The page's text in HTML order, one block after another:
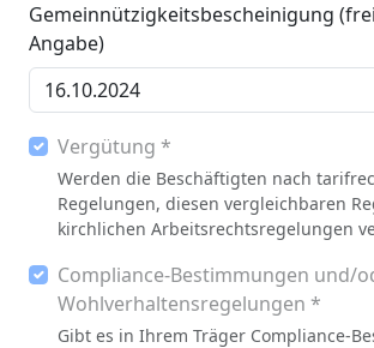
Gemeinnützigkeitsbescheinigung
Angabe)
Vergütung *
Werden die Beschäftigten nach
Regelungen, diesen vergleichbaren
kirchlichen Arbeitsrechtsregelungen
Compliance-Bestimmungen und/
Wohlverhaltensregelungen *
Gibt es in Ihrem Träger Compliance-